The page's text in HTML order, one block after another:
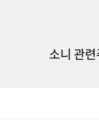
소니 관